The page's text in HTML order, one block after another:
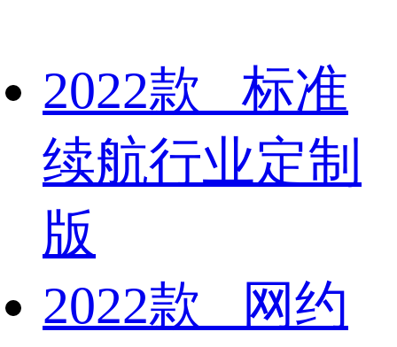
2022款 标准
续航行业定制
版
2022款 网约